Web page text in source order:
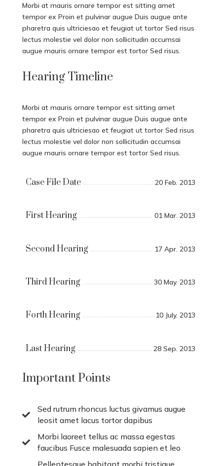
Morbi at mauris ornare tempor est sitting amet
tempor ex Proin et pulvinar augue Duis augue ante
pharetra quis ultriciesao et feugiat ut tortor Sed risus
lectus molestie vel dolor non sollicitudin accumsai
augue mauris ornare tempor est tortor Sed risus.
Hearing Timeline
Morbi at mauris ornare tempor est sitting amet
tempor ex Proin et pulvinar augue Duis augue ante
pharetra quis ultriciesao et feugiat ut tortor Sed risus
lectus molestie vel dolor non sollicitudin accumsai
augue mauris ornare tempor est tortor Sed risus.
Case File Date 20 Feb. 2013
First Hearing 01 Mar. 2013
Second Hearing 17 Apr. 2013
Third Hearing 30 May. 2013
Forth Hearing 10 July. 2013
Last Hearing 28 Sep. 2013
Important Points

Sed rutrum rhoncus luctus givamus augue
leosit amet lacus tortor dapibus

Morbi laoreet tellus ac massa egestas
faucibus Fusce malesuada sapien et leo
Pellentesque habitant morbi tristique